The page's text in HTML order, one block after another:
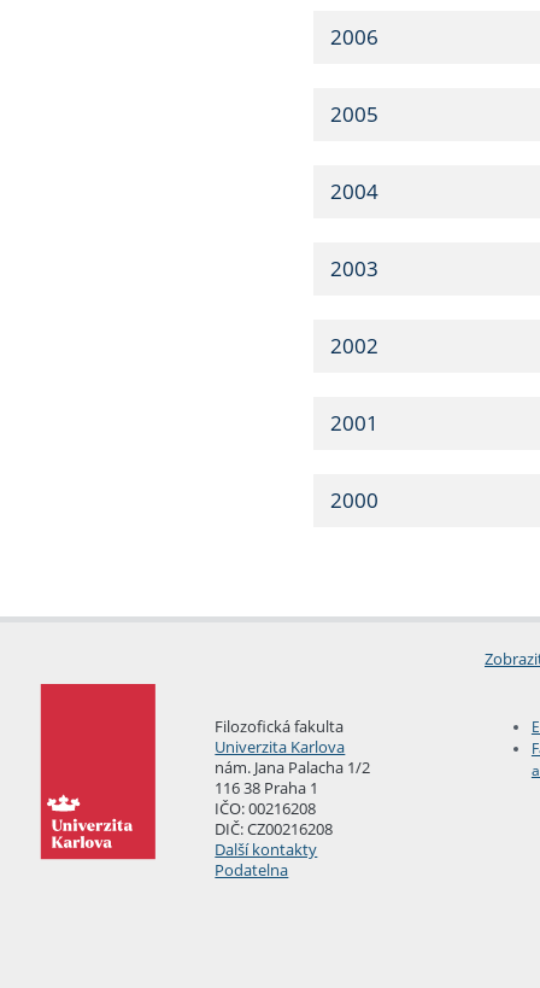
2006
2005
2004
2003
2002
2001
2000
Filozofická fakulta
Univerzita Karlova
nám. Jana Palacha 1/2
116 38 Praha 1
IČO: 00216208
DIČ: CZ00216208
Další kontakty
Podatelna